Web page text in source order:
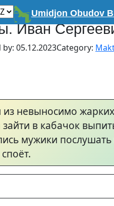
Umidjon Obudov
talim
Иван
by: 05.12.2023Category:
из невыносимо
в кабачок
мужики